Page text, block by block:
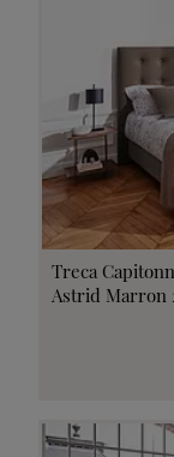
Treca
Astrid Marron